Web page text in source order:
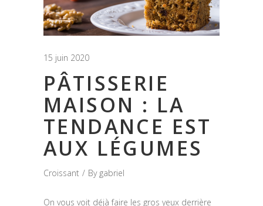
15 juin 2020
PÂTISSERIE
MAISON : LA
TENDANCE EST
AUX LÉGUMES
Croissant By gabriel
On vous voit déjà faire les gros yeux derrière